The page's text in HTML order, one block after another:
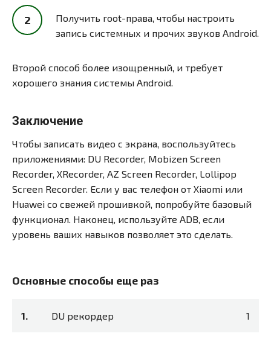
Получить root-права, чтобы настроить
запись системных и прочих звуков Android.
Второй способ более изощренный, и требует
хорошего знания системы Android.
Заключение
Чтобы записать видео с экрана, воспользуйтесь
приложениями: DU Recorder, Mobizen Screen
Recorder, XRecorder, AZ Screen Recorder, Lollipop
Screen Recorder. Если у вас телефон от Xiaomi или
Huawei со свежей прошивкой, попробуйте базовый
функционал. Наконец, используйте ADB, если
уровень ваших навыков позволяет это сделать.
Основные способы еще раз
DU рекордер 1